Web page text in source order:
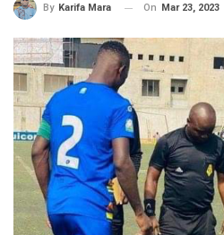
By Karifa Mara On Mar 23, 2023